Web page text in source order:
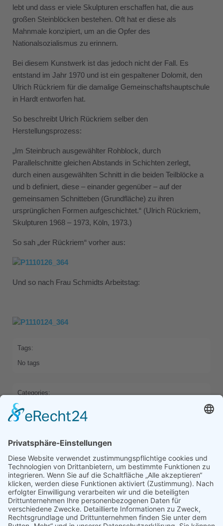
lebt und dass er viele Skulpturen erschaffen hat, die aus
großen Steinblöcken bestehen. Oft hat er diese als
Mahnmale konzipiert, um an die Opfer des
Nationalsozialismus zu erinnern.
Bei diesem Kunstwerk ist das jedoch nicht der Fall. Es
entstand im Jahr 1970 und ist ein gespaltener Dolomit, den
Ulrich Rückriem für die damalige Gemeinschaftshauptschule
in Hardt entworfen hat.
So beschreibt Ulrich Rückriem selber den
Herstellungsprozess:
„Im Steinbruch ausgewählter Rohblock, durch
Parallelschnitte gleichen Abstands in Schichten zerlegt,
durch einen ausgewählten Schnitt in die beiden Teilblöcke a
und b definiert, diese – einander gegenüber – auf der
gemeinsamen Schnitteben (Grundfläche) zu ihren
ursprünglichen Formen aufgeschichtet.“ (Ulrich Rückriem,
Skulpturen 1968 – 1973, Köln, 1973.)
So sah „der Rückriem“ vorher aus:
Und so nach Frau Schmidts Arbeitstag:
Tags:
No tags
Categories:
HOME
Previous
Comments are closed